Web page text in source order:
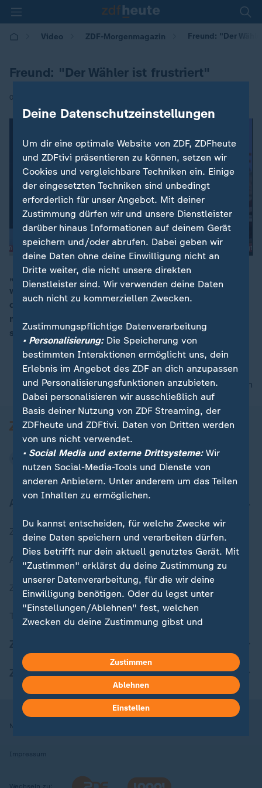
Video ZDF-Morgenmagazin Freund: "Der
Freund: "Der Wähler ist frustriert"
09.11.2016 | 08:12
00:10
„Man ist es als Wähler leid, dass immer wieder gesagt
wird, es gibt einen Wandel“, sagt Ralph Freund von
den Republicans Overseas Germany. „Der Wähler
möchte diesen Parolen keinen Glauben mehr
schenken.“
nach oben
Zuletzt veröffentlicht
Aktuelle Sendungs-Videos
ZDFheute Stories
Themen im Überblick
ZDFheute Apps
Nutzungsbedingungen
Impressum
Wechseln zu:
Deine Datenschutzeinstellungen
Um dir eine optimale Website von ZDF, ZDFheute
und ZDFtivi präsentieren zu können, setzen wir
Cookies und vergleichbare Techniken ein. Einige
der eingesetzten Techniken sind unbedingt
erforderlich für unser Angebot. Mit deiner
Zustimmung dürfen wir und unsere Dienstleister
darüber hinaus Informationen auf deinem Gerät
speichern und/oder abrufen. Dabei geben wir
deine Daten ohne deine Einwilligung nicht an
Dritte weiter, die nicht unsere direkten
Dienstleister sind. Wir verwenden deine Daten
auch nicht zu kommerziellen Zwecken.
Zustimmungspflichtige Datenverarbeitung
• Personalisierung:Die Speicherung von
bestimmten Interaktionen ermöglicht uns, dein
Erlebnis im Angebot des ZDF an dich anzupassen
und Personalisierungsfunktionen anzubieten.
Dabei personalisieren wir ausschließlich auf
Basis deiner Nutzung von ZDF Streaming, der
ZDFheute und ZDFtivi. Daten von Dritten werden
von uns nicht verwendet.
• Social Media und externe Drittsysteme:Wir
nutzen Social-Media-Tools und Dienste von
anderen Anbietern. Unter anderem um das Teilen
von Inhalten zu ermöglichen.
Du kannst entscheiden, für welche Zwecke wir
deine Daten speichern und verarbeiten dürfen.
Dies betrifft nur dein aktuell genutztes Gerät. Mit
"Zustimmen" erklärst du deine Zustimmung zu
unserer Datenverarbeitung, für die wir deine
Einwilligung benötigen. Oder du legst unter
"Einstellungen/Ablehnen" fest, welchen
Zwecken du deine Zustimmung gibst und
in deinen Einstellungen widerrufen oder ändern.
Hier findest du das Impressum.
Weitere Informationen findest du in unserer
Datenschutzerklärung.
Zustimmen
Ablehnen
Einstellen